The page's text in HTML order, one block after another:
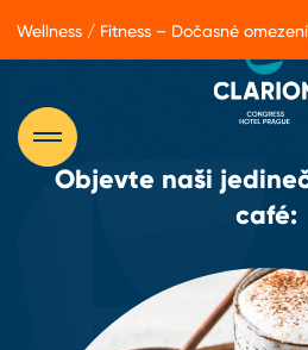
Objevte naši
café:
Wellness / Fitness – Dočasné